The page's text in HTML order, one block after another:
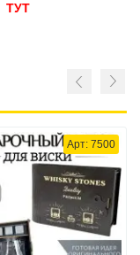
ТУТ
Арт: 7500